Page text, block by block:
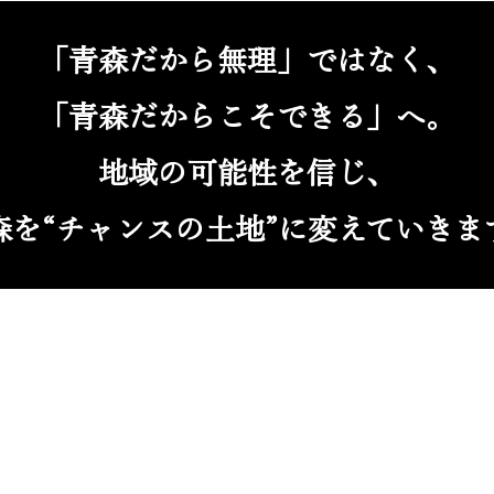
「青森だから無理」ではなく、
「青森だからこそできる」へ。
地域の可能性を信じ、
を“チャンスの土地”に変えていきま